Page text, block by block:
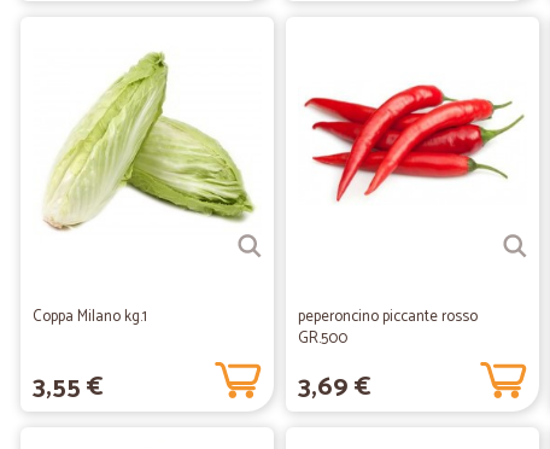
Coppa Milano kg.1
3,55 €
peperoncino piccante rosso
GR.500
3,69 €